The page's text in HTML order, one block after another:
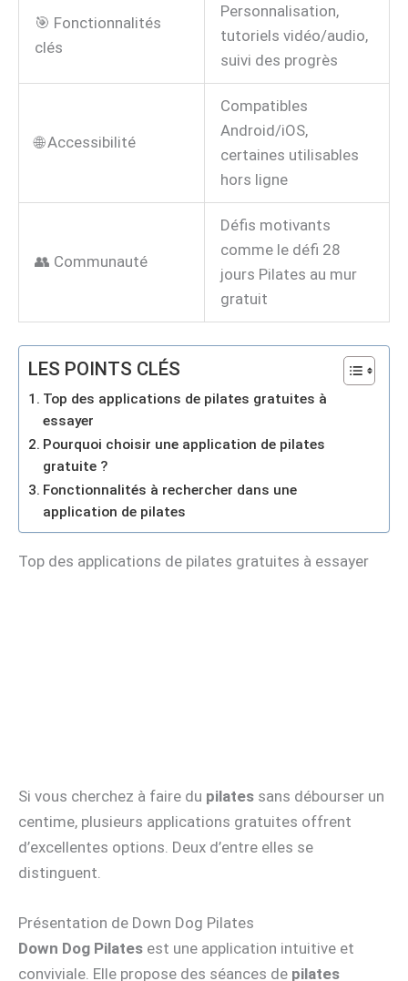
🎯 Fonctionnalités
clés
Personnalisation,
tutoriels vidéo/audio,
suivi des progrès
🌐 Accessibilité
Compatibles
Android/iOS,
certaines utilisables
hors ligne
👥 Communauté
Défis motivants
comme le défi 28
jours Pilates au mur
gratuit
LES POINTS CLÉS
Top des applications de pilates gratuites à
essayer
Pourquoi choisir une application de pilates
gratuite ?
Fonctionnalités à rechercher dans une
application de pilates
Top des applications de pilates gratuites à essayer
Si vous cherchez à faire du pilates sans débourser un
centime, plusieurs applications gratuites offrent
d’excellentes options. Deux d’entre elles se
distinguent.
Présentation de Down Dog Pilates
Down Dog Pilates est une application intuitive et
conviviale. Elle propose des séances de pilates